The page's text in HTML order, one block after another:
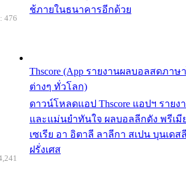
ช้ภายในธนาคารอีกด้วย
Thscore (App รายงานผลบอลสดภา
ต่างๆ ทั่วโลก)
ดาวน์โหลดแอป Thscore แอปฯ รายง
และแม่นยำทันใจ ผลบอลลีกดัง พรีเ
เซเรีย อา อิตาลี ลาลีกา สเปน บุนเดส
ฝรั่งเศส
476